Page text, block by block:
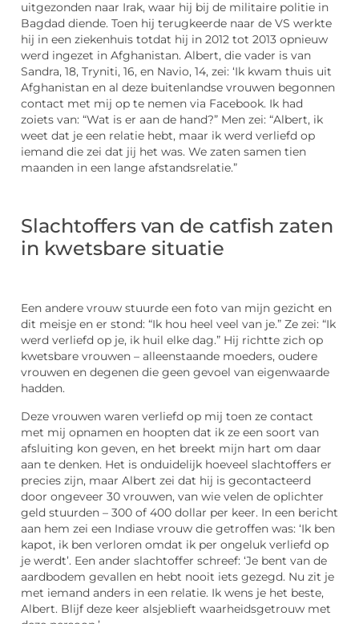
uitgezonden naar Irak, waar hij bij de militaire politie in
Bagdad diende. Toen hij terugkeerde naar de VS werkte
hij in een ziekenhuis totdat hij in 2012 tot 2013 opnieuw
werd ingezet in Afghanistan. Albert, die vader is van
Sandra, 18, Tryniti, 16, en Navio, 14, zei: ‘Ik kwam thuis uit
Afghanistan en al deze buitenlandse vrouwen begonnen
contact met mij op te nemen via Facebook. Ik had
zoiets van: “Wat is er aan de hand?” Men zei: “Albert, ik
weet dat je een relatie hebt, maar ik werd verliefd op
iemand die zei dat jij het was. We zaten samen tien
maanden in een lange afstandsrelatie.”
Slachtoffers van de catfish zaten
in kwetsbare situatie
Een andere vrouw stuurde een foto van mijn gezicht en
dit meisje en er stond: “Ik hou heel veel van je.” Ze zei: “Ik
werd verliefd op je, ik huil elke dag.” Hij richtte zich op
kwetsbare vrouwen – alleenstaande moeders, oudere
vrouwen en degenen die geen gevoel van eigenwaarde
hadden.
Deze vrouwen waren verliefd op mij toen ze contact
met mij opnamen en hoopten dat ik ze een soort van
afsluiting kon geven, en het breekt mijn hart om daar
aan te denken. Het is onduidelijk hoeveel slachtoffers er
precies zijn, maar Albert zei dat hij is gecontacteerd
door ongeveer 30 vrouwen, van wie velen de oplichter
geld stuurden – 300 of 400 dollar per keer. In een bericht
aan hem zei een Indiase vrouw die getroffen was: ‘Ik ben
kapot, ik ben verloren omdat ik per ongeluk verliefd op
je werdt’. Een ander slachtoffer schreef: ‘Je bent van de
aardbodem gevallen en hebt nooit iets gezegd. Nu zit je
met iemand anders in een relatie. Ik wens je het beste,
Albert. Blijf deze keer alsjeblieft waarheidsgetrouw met